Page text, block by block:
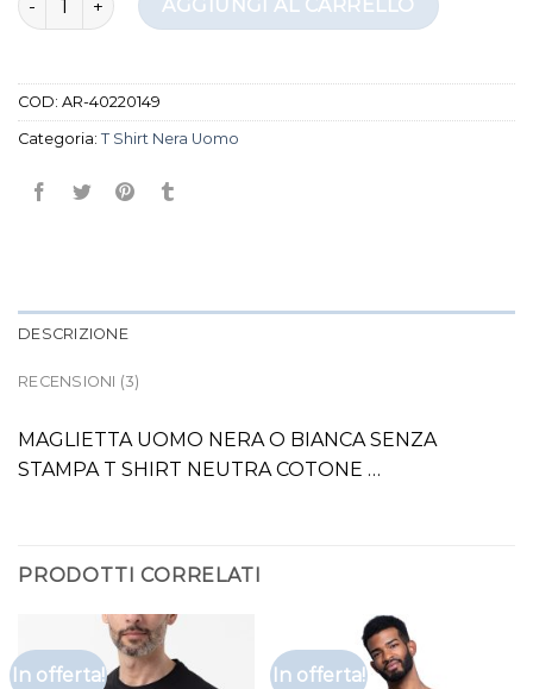
AGGIUNGI AL CARRELLO
COD: AR-40220149
Categoria: T Shirt Nera Uomo
DESCRIZIONE
RECENSIONI (3)
MAGLIETTA UOMO NERA O BIANCA SENZA
STAMPA T SHIRT NEUTRA COTONE …
PRODOTTI CORRELATI
In offerta! In offerta!